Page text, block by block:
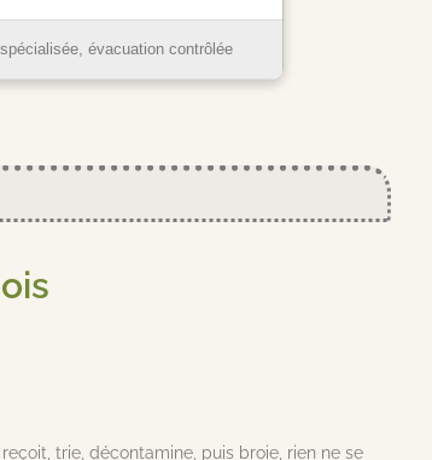
évacuation contrôlée
trie, décontamine, puis broie, rien ne se